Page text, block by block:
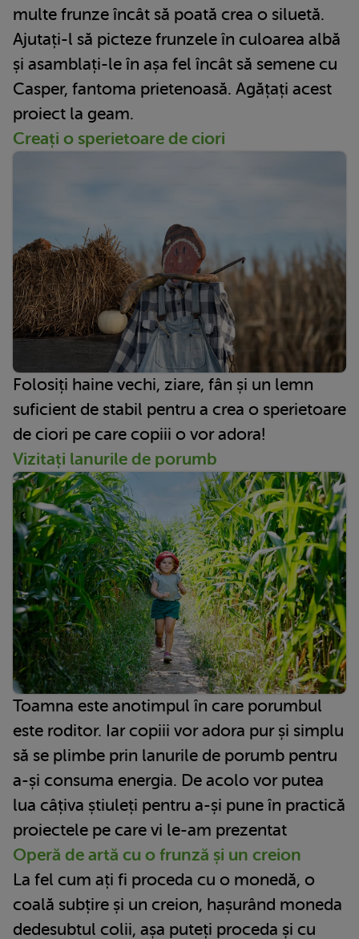
multe frunze încât să poată crea o siluetă.
Ajutați-l să picteze frunzele în culoarea albă
și asamblați-le în așa fel încât să semene cu
Casper, fantoma prietenoasă. Agățați acest
proiect la geam.
Creați o sperietoare de ciori
Folosiți haine vechi, ziare, fân și un lemn
suficient de stabil pentru a crea o sperietoare
de ciori pe care copiii o vor adora!
Vizitați lanurile de porumb
Toamna este anotimpul în care porumbul
este roditor. Iar copiii vor adora pur și simplu
să se plimbe prin lanurile de porumb pentru
a-și consuma energia. De acolo vor putea
lua câțiva știuleți pentru a-și pune în practică
proiectele pe care vi le-am prezentat
Operă de artă cu o frunză și un creion
La fel cum ați fi proceda cu o monedă, o
coală subțire și un creion, hașurând moneda
dedesubtul colii, așa puteți proceda și cu